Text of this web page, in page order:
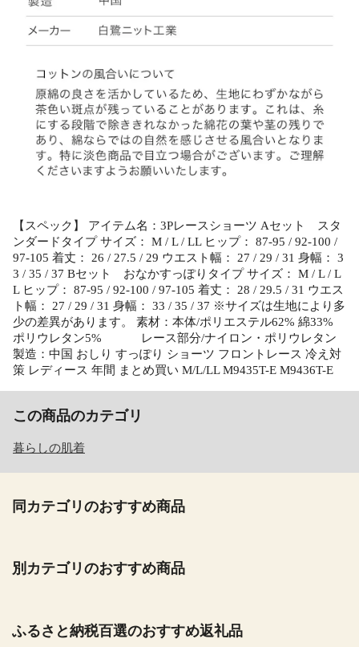
【スペック】 アイテム名：3Pレースショーツ Aセット スタ
ンダードタイプ サイズ： M / L / LL ヒップ： 87-95 / 92-100 /
97-105 着丈： 26 / 27.5 / 29 ウエスト幅： 27 / 29 / 31 身幅： 3
3 / 35 / 37 Bセット おなかすっぽりタイプ サイズ： M / L / L
L ヒップ： 87-95 / 92-100 / 97-105 着丈： 28 / 29.5 / 31 ウエス
ト幅： 27 / 29 / 31 身幅： 33 / 35 / 37 ※サイズは生地により多
少の差異があります。 素材：本体/ポリエステル62% 綿33%
ポリウレタン5% レース部分/ナイロン・ポリウレタン
製造：中国 おしり すっぽり ショーツ フロントレース 冷え対
策 レディース 年間 まとめ買い M/L/LL M9435T-E M9436T-E
この商品のカテゴリ
暮らしの肌着
同カテゴリのおすすめ商品
別カテゴリのおすすめ商品
ふるさと納税百選のおすすめ返礼品